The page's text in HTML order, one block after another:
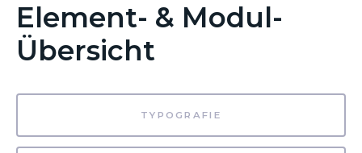
Element- & Modul-
Übersicht
TYPOGRAFIE